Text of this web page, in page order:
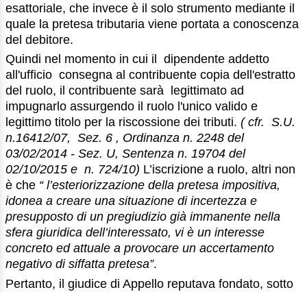
esattoriale, che invece è il solo strumento mediante il
quale la pretesa tributaria viene portata a conoscenza
del debitore.
Quindi nel momento in cui il dipendente addetto
all'ufficio consegna al contribuente copia dell'estratto
del ruolo, il contribuente sarà legittimato ad
impugnarlo assurgendo il ruolo l'unico valido e
legittimo titolo per la riscossione dei tributi. ( cfr. S.U.
n.16412/07, Sez. 6 , Ordinanza n. 2248 del
03/02/2014 - Sez. U, Sentenza n. 19704 del
02/10/2015 e n. 724/10) L’iscrizione a ruolo, altri non
è che “ l’esteriorizzazione della pretesa impositiva,
idonea a creare una situazione di incertezza e
presupposto di un pregiudizio già immanente nella
sfera giuridica dell’interessato, vi è un interesse
concreto ed attuale a provocare un accertamento
negativo di siffatta pretesa”.
Pertanto, il giudice di Appello reputava fondato, sotto